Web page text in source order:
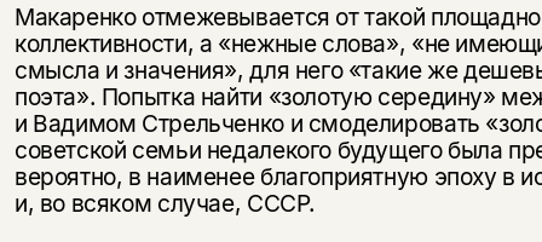
Макаренко отмежевывается от такой
коллективности, а «неж­ные слова», «не
смысла и значения», для него «такие же
поэта». Попытка найти «золотую середину»
и Вадимом Стрельченко и смоделировать
совет­ской семьи недалекого будущего была
вероятно, в наименее благоприятную эпоху в
и, во всяком случае, СССР.